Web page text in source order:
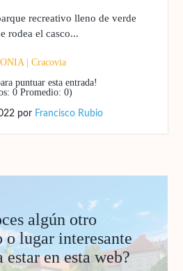
recreativo lleno de verde
rodea el casco...
| Cracovia
puntuar esta entrada!
0 Promedio: 0)
por Francisco Rubio
algún otro
o lugar interesante
estar en esta web?